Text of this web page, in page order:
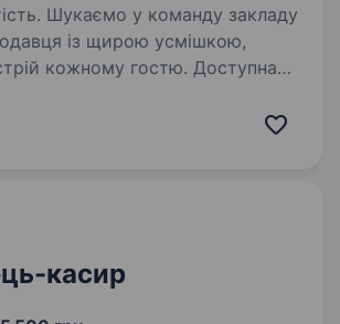
закладу
із щирою усмішкою,
кожному гостю. Доступна
касир